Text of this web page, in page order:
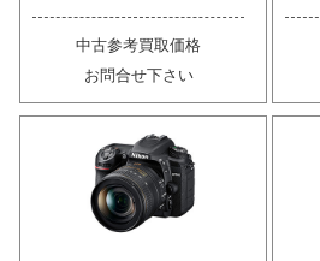
中古参考買取価格
お問合せ下さい